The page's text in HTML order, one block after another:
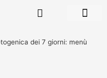
dei 7 giorni: menù